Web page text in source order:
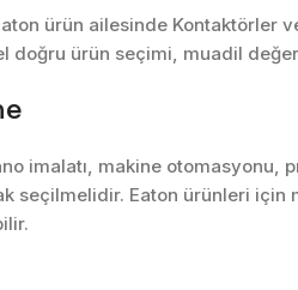
ürün ailesinde Kontaktörler
doğru ürün seçimi, muadil
imalatı, makine
seçilmelidir. Eaton ürünleri